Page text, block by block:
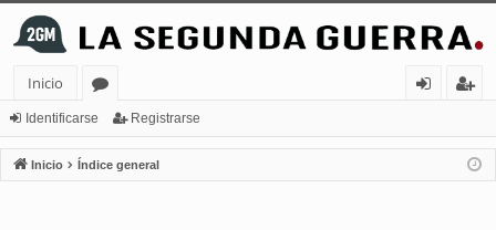
Inicio
or
os
nt
ifi
ist
ra
Identificarse Registrarse
Inicio Índice general